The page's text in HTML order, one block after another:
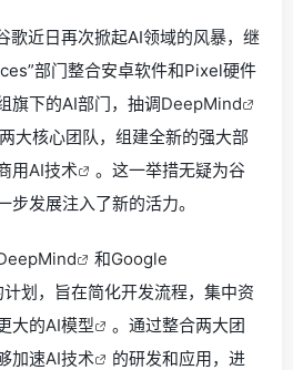
歌近日再次掀起AI领域的风暴，继
部门整合安卓软件和Pixel硬件
旗下的AI部门，抽调DeepMind
两大核心团队，组建全新的强大部
用AI技术
。这一举措无疑为谷
发展注入了新的活力。
和Google
划，旨在简化开发流程，集中资
大的AI模型
。通过整合两大团
加速AI技术
的研发和应用，进